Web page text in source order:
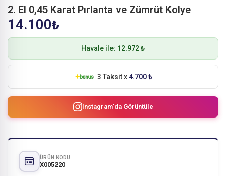
2. El 0,45 Karat Pırlanta ve Zümrüt Kolye
14.100₺
Havale ile: 12.972 ₺
3 Taksit x 4.700 ₺
Instagram'da Görüntüle
ÜRÜN KODU
X005220